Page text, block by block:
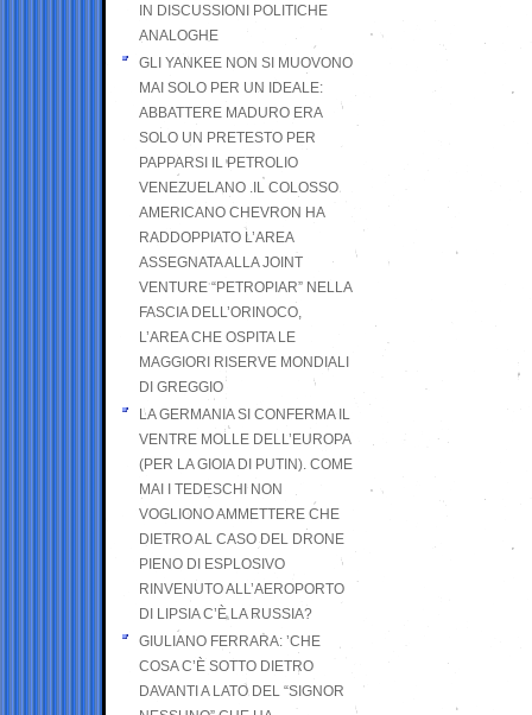
IN DISCUSSIONI POLITICHE
ANALOGHE
GLI YANKEE NON SI MUOVONO
MAI SOLO PER UN IDEALE:
ABBATTERE MADURO ERA
SOLO UN PRETESTO PER
PAPPARSI IL PETROLIO
VENEZUELANO .IL COLOSSO
AMERICANO CHEVRON HA
RADDOPPIATO L’AREA
ASSEGNATA ALLA JOINT
VENTURE “PETROPIAR” NELLA
FASCIA DELL’ORINOCO,
L’AREA CHE OSPITA LE
MAGGIORI RISERVE MONDIALI
DI GREGGIO
LA GERMANIA SI CONFERMA IL
VENTRE MOLLE DELL’EUROPA
(PER LA GIOIA DI PUTIN). COME
MAI I TEDESCHI NON
VOGLIONO AMMETTERE CHE
DIETRO AL CASO DEL DRONE
PIENO DI ESPLOSIVO
RINVENUTO ALL’AEROPORTO
DI LIPSIA C’È LA RUSSIA?
GIULIANO FERRARA: ’CHE
COSA C’È SOTTO DIETRO
DAVANTI A LATO DEL “SIGNOR